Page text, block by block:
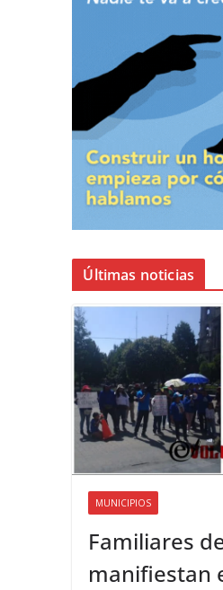
Últimas noticias
MUNICIPIOS
Familiares
manifiestan